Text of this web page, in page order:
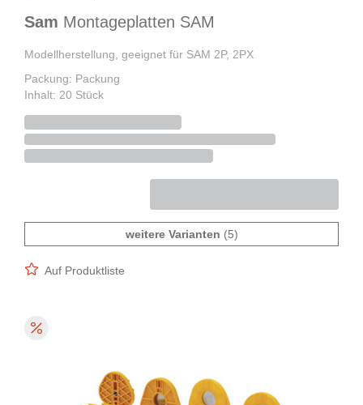
Sam Montageplatten SAM
Modellherstellung, geeignet für SAM 2P, 2PX
Packung: Packung
Inhalt: 20 Stück
weitere Varianten (5)
Auf Produktliste